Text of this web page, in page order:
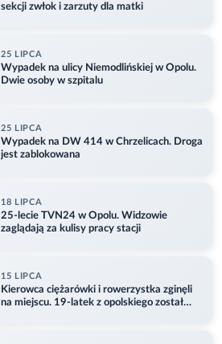
sekcji zwłok i zarzuty dla matki
25 LIPCA
Wypadek na ulicy Niemodlińskiej w Opolu.
Dwie osoby w szpitalu
25 LIPCA
Wypadek na DW 414 w Chrzelicach. Droga
jest zablokowana
18 LIPCA
25-lecie TVN24 w Opolu. Widzowie
zaglądają za kulisy pracy stacji
15 LIPCA
Kierowca ciężarówki i rowerzystka zginęli
na miejscu. 19-latek z opolskiego został